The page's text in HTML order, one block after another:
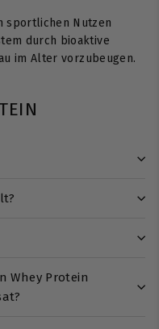
sportlichen Nutzen
durch bioaktive
im Alter vorzubeugen.
Whey Protein